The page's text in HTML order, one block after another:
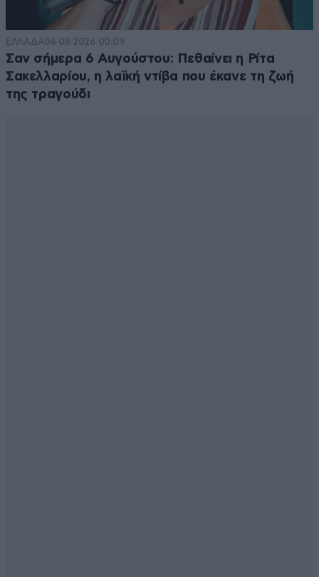
ΕΛΛΑΔΑ06·08·2026 00:09
Σαν σήμερα 6 Αυγούστου: Πεθαίνει η Ρίτα
Σακελλαρίου, η λαϊκή ντίβα που έκανε τη ζωή
της τραγούδι